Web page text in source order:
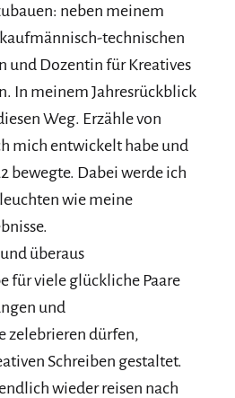
neben meinem
technischen
und Dozentin für Kreatives
In meinem Jahresrückblick
Weg. Erzähle von
mich entwickelt habe und
bewegte. Dabei werde ich
wie meine
überaus
für viele glückliche Paare
und
zelebrieren dürfen,
Schreiben gestaltet.
wieder reisen nach